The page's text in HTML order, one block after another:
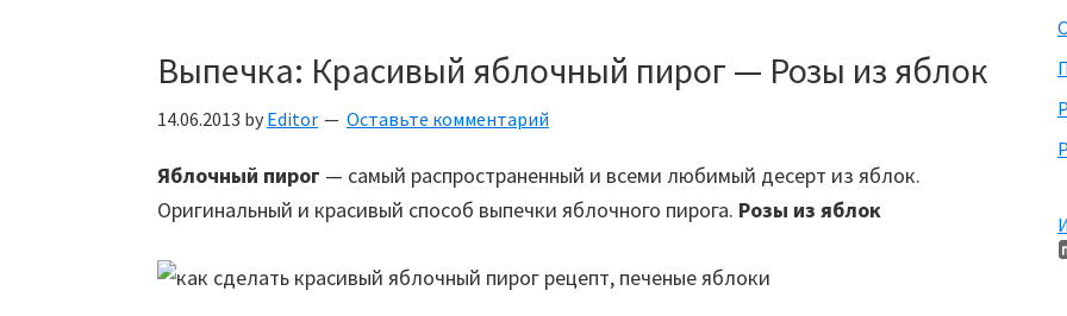
Выпечка: Красивый яблочный пирог — Розы из яблок
14.06.2013 by Editor Оставьте комментарий
Яблочный пирог — самый распространенный и всеми любимый десерт из яблок.
Оригинальный и красивый способ выпечки яблочного пирога. Розы из яблок